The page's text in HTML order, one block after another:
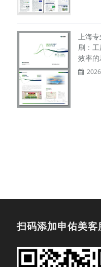
上海
刷：
效率
扫码添加申佑美客